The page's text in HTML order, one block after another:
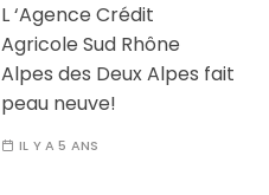
L ‘Agence Crédit
Agricole Sud Rhône
Alpes des Deux Alpes fait
peau neuve!
IL Y A 5 ANS